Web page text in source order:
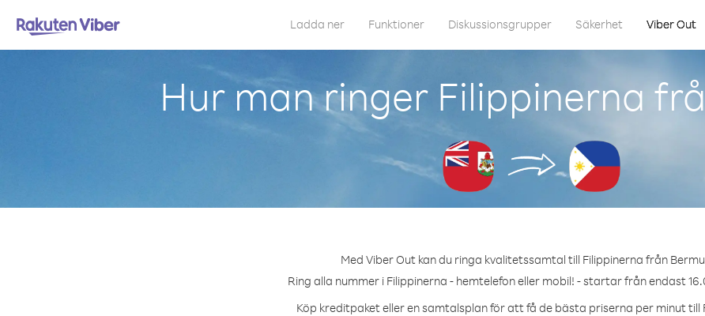
Ladda ner Funktioner Diskussionsgrupper Säkerhet Viber Out
Hur man ringer Filippinerna
Med Viber Out kan du ringa kvalitetssamtal till Filippinerna från
Ring alla nummer i Filippinerna - hemtelefon eller mobil! - startar från endast
Köp kreditpaket eller en samtalsplan för att få de bästa priserna per minut till